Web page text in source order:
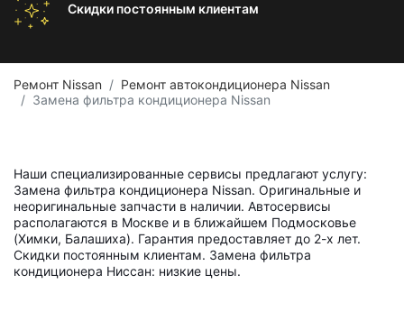
Скидки постоянным клиентам
Ремонт Nissan
Ремонт автокондиционера Nissan
Замена фильтра кондиционера Nissan
Наши специализированные сервисы предлагают услугу:
Замена фильтра кондиционера Nissan. Оригинальные и
неоригинальные запчасти в наличии. Автосервисы
располагаются в Москве и в ближайшем Подмосковье
(Химки, Балашиха). Гарантия предоставляет до 2-х лет.
Скидки постоянным клиентам. Замена фильтра
кондиционера Ниссан: низкие цены.